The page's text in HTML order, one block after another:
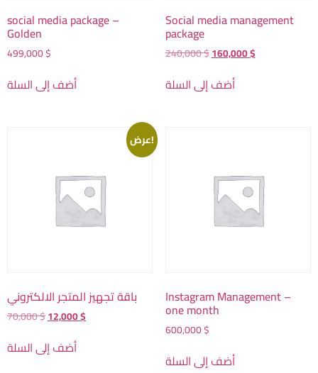
social media package –
Golden
499,000$
أضف إلى السلة
Social media management
package
240,000$160,000$
أضف إلى السلة
عرض!
باقة تجهيز المتجر الالكتروني
70,000$12,000$
أضف إلى السلة
Instagram Management –
one month
600,000$
أضف إلى السلة